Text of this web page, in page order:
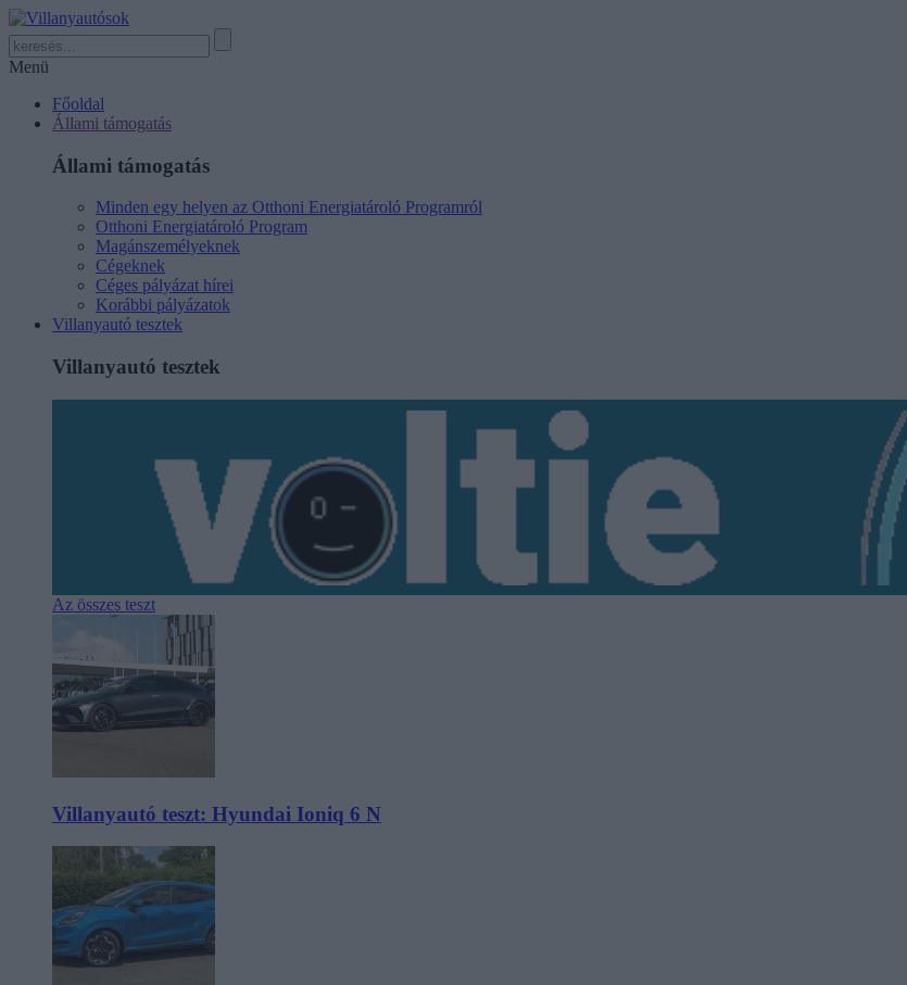
Menü
Főoldal
Állami támogatás
Állami támogatás
Minden egy helyen az Otthoni Energiatároló Programról
Otthoni Energiatároló Program
Magánszemélyeknek
Cégeknek
Céges pályázat hírei
Korábbi pályázatok
Villanyautó tesztek
Villanyautó tesztek
Az összes teszt
Villanyautó teszt: Hyundai Ioniq 6 N